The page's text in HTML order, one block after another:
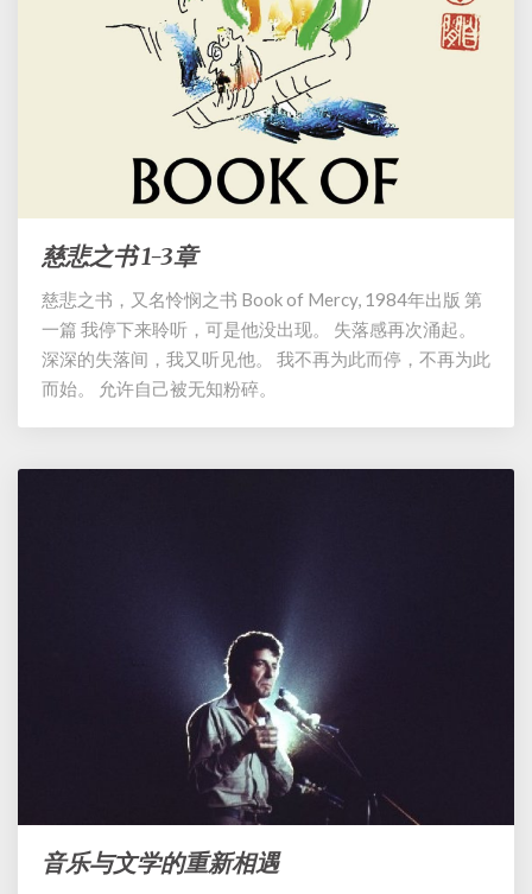
慈
之
书
1-
3
慈悲之书 1-3章
慈悲之书，又名怜悯之书 Book of Mercy, 1984年出版 第
一篇 我停下来聆听，可是他没出现。 失落感再次涌起。
深深的失落间，我又听见他。 我不再为此而停，不再为此
而始。 允许自己被无知粉碎。
音
音乐与文学的重新相遇